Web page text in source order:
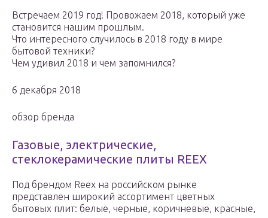
Встречаем 2019 год! Провожаем 2018, который уже
становится нашим прошлым.
Что интересного случилось в 2018 году в мире
бытовой техники?
Чем удивил 2018 и чем запомнился?
6 декабря 2018
обзор бренда
Газовые, электрические,
стеклокерамические плиты REEX
Под брендом Reex на российском рынке
представлен широкий ассортимент цветных
бытовых плит: белые, черные, коричневые, красные,